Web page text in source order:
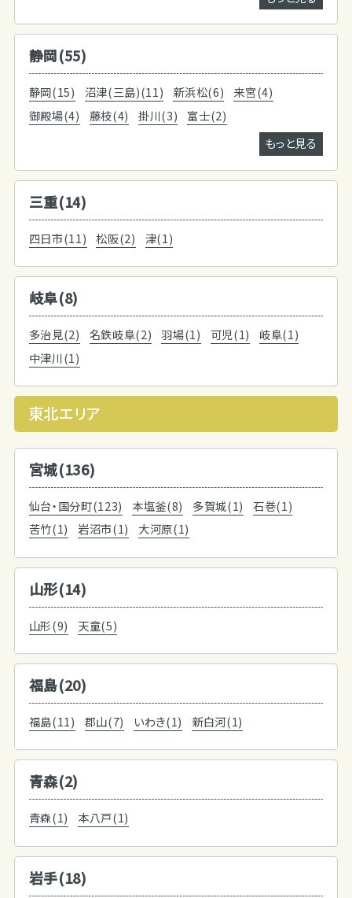
静岡(55)
静岡(15) 沼津(三島)(11) 新浜松(6)
来宮(4)
御殿場(4)
藤枝(4) 掛川(3)
富士(2)
もっと見る
三重(14)
四日市(11) 松阪(2) 津(1)
岐阜(8)
多治見(2) 名鉄岐阜(2) 羽場(1) 可児(1)
岐阜(1)
中津川(1)
東北エリア
宮城(136)
仙台・国分町(123) 本塩釜(8) 多賀城(1)
石巻(1)
苦竹(1)
岩沼市(1) 大河原(1)
山形(14)
山形(9) 天童(5)
福島(20)
福島(11) 郡山(7) いわき(1) 新白河(1)
青森(2)
青森(1) 本八戸(1)
岩手(18)